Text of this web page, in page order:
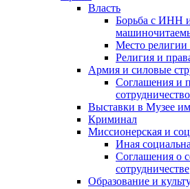
Власть
Борьба с ИНН
Место религии
Религия и
Армия и силовые
Соглашения и
сотрудничество
Выставки в Музее
Криминал
Миссионерская и
Иная
Соглашения о
сотрудничестве
Образование и